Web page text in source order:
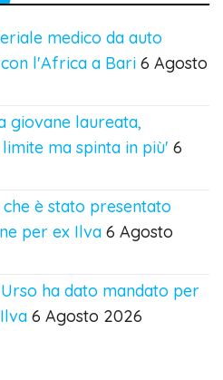
medico da auto
l'Africa a Bari 6 Agosto
giovane laureata,
ma spinta in più' 6
è stato presentato
per ex Ilva 6 Agosto
ha dato mandato per
6 Agosto 2026